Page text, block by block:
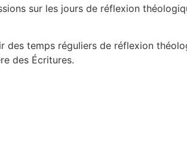
sur les jours de réflexion
des temps réguliers de réflexion
des Écritures.